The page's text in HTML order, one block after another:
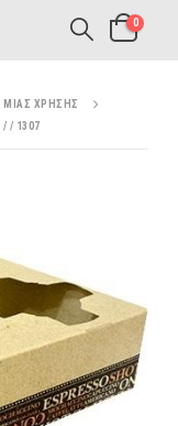
0
ΜΊΑΣ ΧΡΉΣΗΣ
/ 1307